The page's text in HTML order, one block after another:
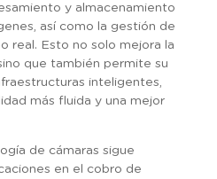
y almacenamiento
así como la gestión de
real. Esto no solo mejora la
que también permite su
inteligentes,
más fluida y una mejor
de cámaras sigue
en el cobro de